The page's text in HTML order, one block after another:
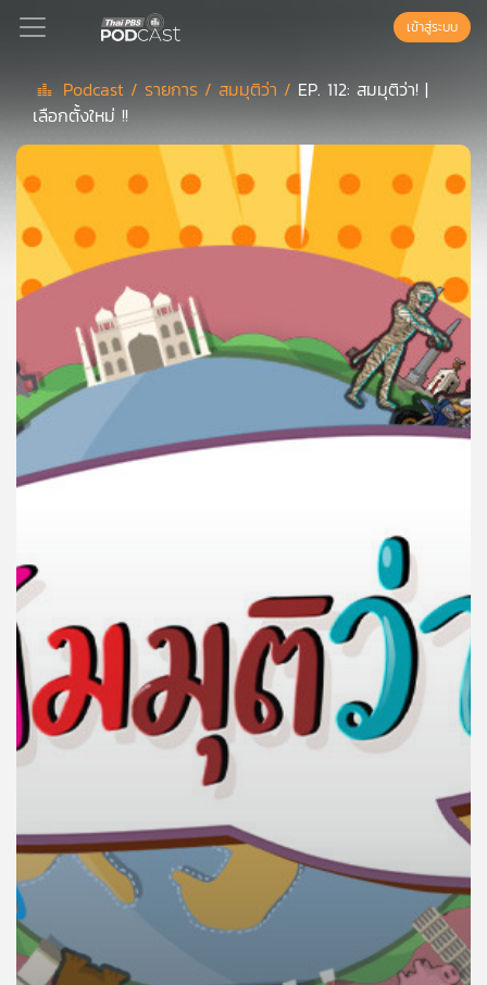
Podcast
เพล
ย์
ลิ
แนะนำ
เพล
ย์
ลิ
ของ
คุณ
เพลง
บทความ
ข่าว
และ
เกี่ยว
กับ
เรา
เข้าสู่ระบบ
Podcast / รายการ /สมมุติว่า / EP. 112: สมมุติว่า! |
เลือกตั้งใหม่ !!